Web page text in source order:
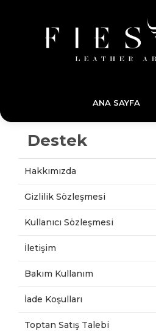
ANA SAYFA
Destek
Hakkımızda
Gizlilik Sözleşmesi
Kullanıcı Sözleşmesi
İletişim
Bakım Kullanım
İade Koşulları
Toptan Satış Talebi